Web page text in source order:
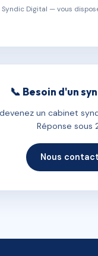
Digital — vous
📞 Besoin d'un
un cabinet
Réponse sous
Nous